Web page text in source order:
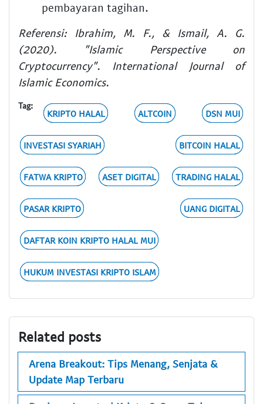
pembayaran tagihan.
Referensi: Ibrahim, M. F., & Ismail, A. G.
(2020). "Islamic Perspective on
Cryptocurrency". International Journal of
Islamic Economics.
Tag:
KRIPTO HALAL ALTCOIN DSN MUI
INVESTASI SYARIAH BITCOIN HALAL
FATWA KRIPTO ASET DIGITAL TRADING HALAL
PASAR KRIPTO UANG DIGITAL
DAFTAR KOIN KRIPTO HALAL MUI
HUKUM INVESTASI KRIPTO ISLAM
Related posts
Arena Breakout: Tips Menang, Senjata &
Update Map Terbaru